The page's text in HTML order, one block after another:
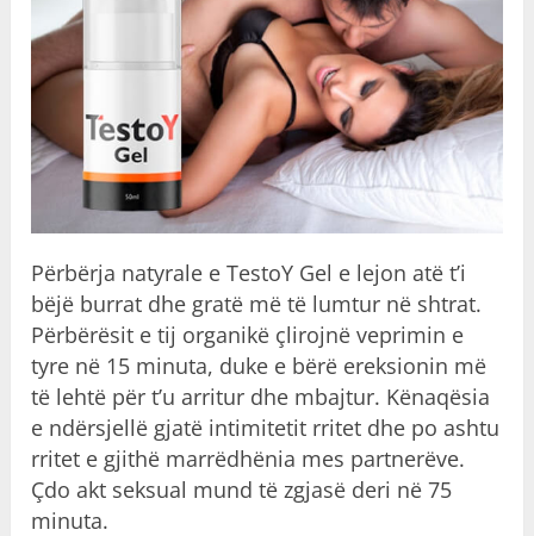
Përbërja natyrale e TestoY Gel e lejon atë t’i
bëjë burrat dhe gratë më të lumtur në shtrat.
Përbërësit e tij organikë çlirojnë veprimin e
tyre në 15 minuta, duke e bërë ereksionin më
të lehtë për t’u arritur dhe mbajtur. Kënaqësia
e ndërsjellë gjatë intimitetit rritet dhe po ashtu
rritet e gjithë marrëdhënia mes partnerëve.
Çdo akt seksual mund të zgjasë deri në 75
minuta.